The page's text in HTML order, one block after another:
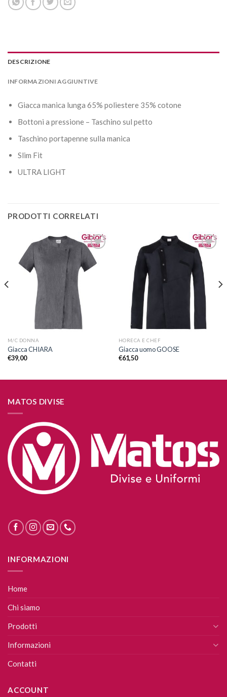
DESCRIZIONE
INFORMAZIONI AGGIUNTIVE
Giacca manica lunga 65% poliestere 35% cotone
Bottoni a pressione – Taschino sul petto
Taschino portapenne sulla manica
Slim Fit
ULTRA LIGHT
PRODOTTI CORRELATI
Aggiungi
alla lista
dei
M/C DONNA
Giacca CHIARA
€39,00
Aggiungi
alla lista
dei
desideri
HORECA E CHEF
Giacca uomo GOOSE
€61,50
MATOS DIVISE
INFORMAZIONI
Home
Chi siamo
Prodotti
Informazioni
Contatti
ACCOUNT